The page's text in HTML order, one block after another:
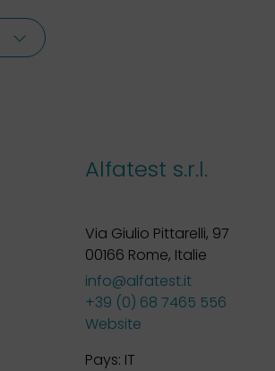
Alfatest s.r.l.
Via Giulio Pittarelli, 97
00166 Rome, Italie
info@alfatest.it
+39 (0) 68 7465 556
Website
Pays: IT